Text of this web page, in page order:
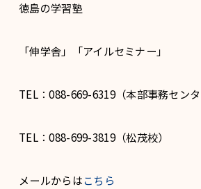
徳島の学習塾
「伸学舎」「アイルセミナー」
TEL：088-669-6319（本部事務センタ
TEL：088-699-3819（松茂校）
メールからはこちら